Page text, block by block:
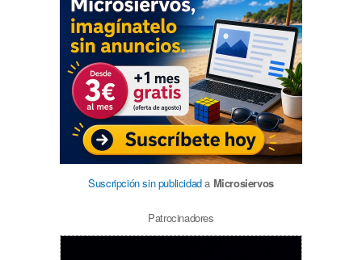
Suscripción sin publicidada Microsiervos
Patrocinadores